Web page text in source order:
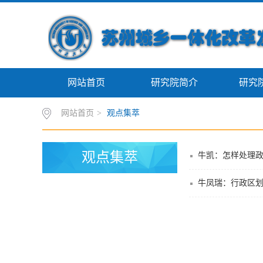
网站首页 研究院简介 研究
网站首页 > 观点集萃
观点集萃 牛凯：怎样处理
牛凤瑞：行政区